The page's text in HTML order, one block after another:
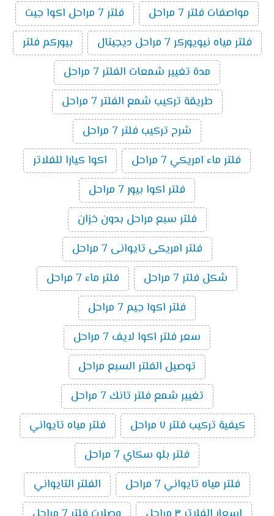
مواصفات فلتر 7 مراحل
فلتر 7 مراحل اكوا جيت
فلتر مياه نيويوركر 7 مراحل ديجيتال
بيوركم فلتر
مدة تغيير شمعات الفلتر 7 مراحل
طريقة تركيب شمع الفلتر 7 مراحل
شرح تركيب فلتر 7 مراحل
فلتر ماء امريكي 7 مراحل
اكوا كيارا للفلاتر
فلتر اكوا بيور 7 مراحل
فلتر سبع مراحل بدون خزان
فلتر امريكى تايوانى 7 مراحل
شكل فلتر 7 مراحل
فلتر ماء 7 مراحل
فلتر اكوا جيم 7 مراحل
سعر فلتر اكوا لايف 7 مراحل
توصيل الفلتر السبع مراحل
تغيير شمع فلتر تانك 7 مراحل
كيفية تركيب فلتر ٧ مراحل
فلتر مياه تايواني
فلتر بلو سكاي 7 مراحل
فلتر مياه تايواني 7 مراحل
الفلتر التايواني